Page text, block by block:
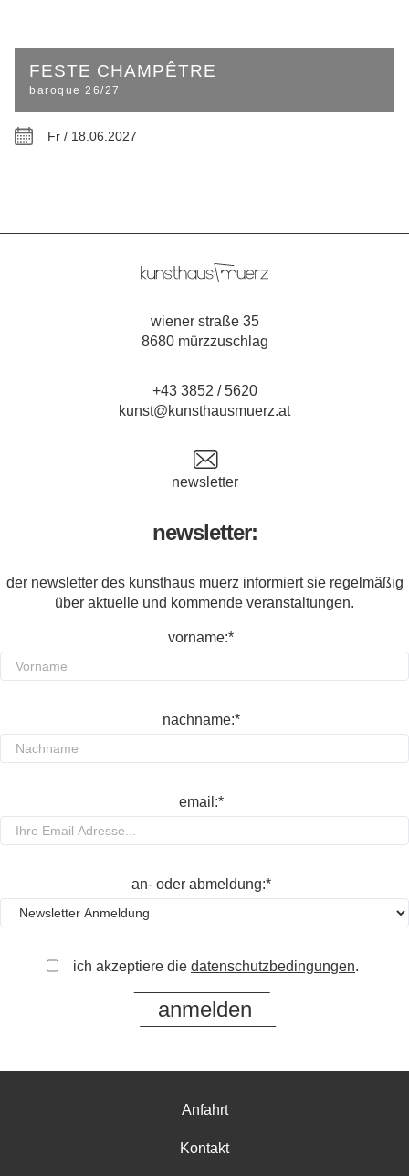
FESTE CHAMPÊTRE
baroque 26/27
Fr / 18.06.2027
wiener straße 35
8680 mürzzuschlag
+43 3852 / 5620
kunst@kunsthausmuerz.at
newsletter
newsletter:
der newsletter des kunsthaus muerz informiert sie regelmäßig
über aktuelle und kommende veranstaltungen.
vorname:*
nachname:*
email:*
an- oder abmeldung:*
ich akzeptiere die datenschutzbedingungen.
Anfahrt
Kontakt